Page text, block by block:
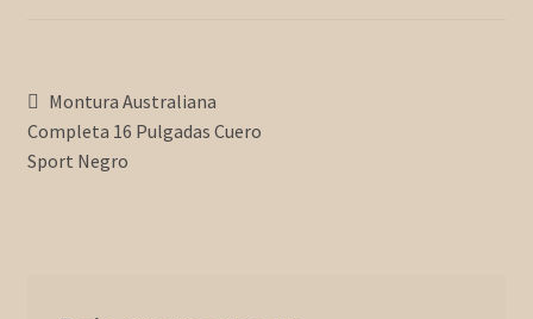
Forma de Pago
Wallpapers
Navegación
de
Anterior:
Montura Australiana
Completa 16 Pulgadas Cuero
Sport Negro